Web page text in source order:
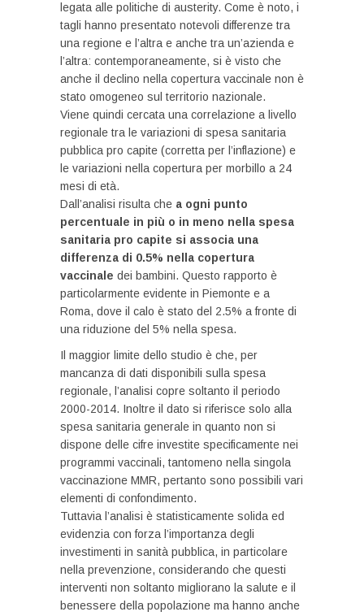
legata alle politiche di austerity. Come è noto, i
tagli hanno presentato notevoli differenze tra
una regione e l’altra e anche tra un’azienda e
l’altra: contemporaneamente, si è visto che
anche il declino nella copertura vaccinale non è
stato omogeneo sul territorio nazionale.
Viene quindi cercata una correlazione a livello
regionale tra le variazioni di spesa sanitaria
pubblica pro capite (corretta per l’inflazione) e
le variazioni nella copertura per morbillo a 24
mesi di età.
Dall’analisi risulta che a ogni punto
percentuale in più o in meno nella spesa
sanitaria pro capite si associa una
differenza di 0.5% nella copertura
vaccinale dei bambini. Questo rapporto è
particolarmente evidente in Piemonte e a
Roma, dove il calo è stato del 2.5% a fronte di
una riduzione del 5% nella spesa.
Il maggior limite dello studio è che, per
mancanza di dati disponibili sulla spesa
regionale, l’analisi copre soltanto il periodo
2000-2014. Inoltre il dato si riferisce solo alla
spesa sanitaria generale in quanto non si
dispone delle cifre investite specificamente nei
programmi vaccinali, tantomeno nella singola
vaccinazione MMR, pertanto sono possibili vari
elementi di confondimento.
Tuttavia l’analisi è statisticamente solida ed
evidenzia con forza l’importanza degli
investimenti in sanità pubblica, in particolare
nella prevenzione, considerando che questi
interventi non soltanto migliorano la salute e il
benessere della popolazione ma hanno anche